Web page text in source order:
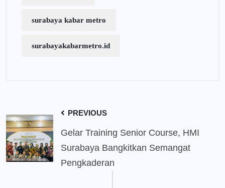
surabaya kabar metro
surabayakabarmetro.id
PREVIOUS
Gelar Training Senior Course, HMI
Surabaya Bangkitkan Semangat
Pengkaderan